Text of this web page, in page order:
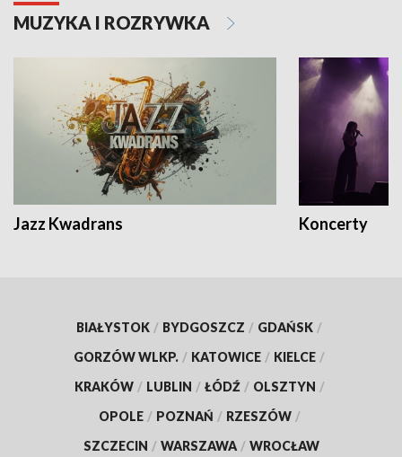
MUZYKA I ROZRYWKA
Jazz Kwadrans Koncerty
BIAŁYSTOK / BYDGOSZCZ / GDAŃSK /
GORZÓW WLKP. / KATOWICE / KIELCE /
KRAKÓW / LUBLIN / ŁÓDŹ / OLSZTYN /
OPOLE / POZNAŃ / RZESZÓW /
SZCZECIN / WARSZAWA / WROCŁAW